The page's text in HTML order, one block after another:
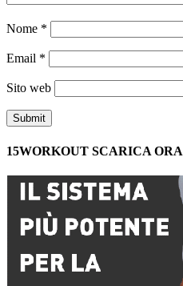
Nome *
Email *
Sito web
15WORKOUT SCARICA ORA